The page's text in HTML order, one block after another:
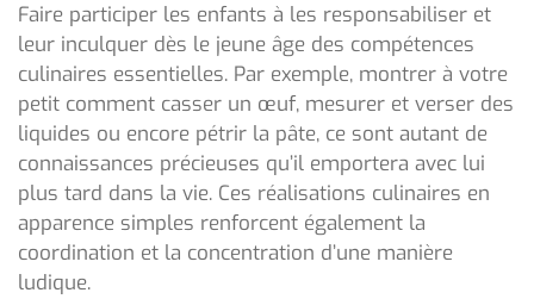
Faire participer les enfants à les responsabiliser et
leur inculquer dès le jeune âge des compétences
culinaires essentielles. Par exemple, montrer à votre
petit comment casser un œuf, mesurer et verser des
liquides ou encore pétrir la pâte, ce sont autant de
connaissances précieuses qu’il emportera avec lui
plus tard dans la vie. Ces réalisations culinaires en
apparence simples renforcent également la
coordination et la concentration d’une manière
ludique.